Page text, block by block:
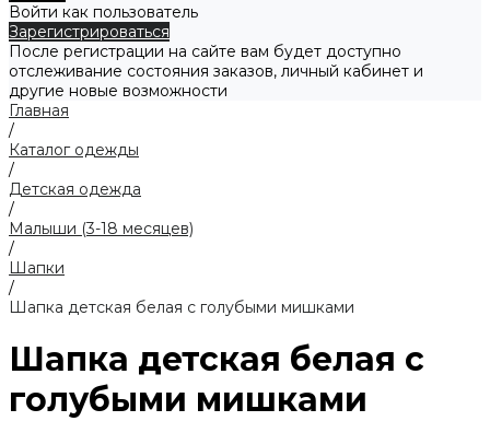
Войти как пользователь
Зарегистрироваться
После регистрации на сайте вам будет доступно
отслеживание состояния заказов, личный кабинет и
другие новые возможности
Главная
/
Каталог одежды
/
Детская одежда
/
Малыши (3-18 месяцев)
/
Шапки
/
Шапка детская белая с голубыми мишками
Шапка детская белая с
голубыми мишками